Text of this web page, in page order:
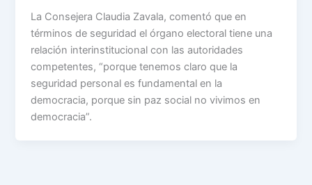
La Consejera Claudia Zavala, comentó que en
términos de seguridad el órgano electoral tiene una
relación interinstitucional con las autoridades
competentes, “porque tenemos claro que la
seguridad personal es fundamental en la
democracia, porque sin paz social no vivimos en
democracia”.